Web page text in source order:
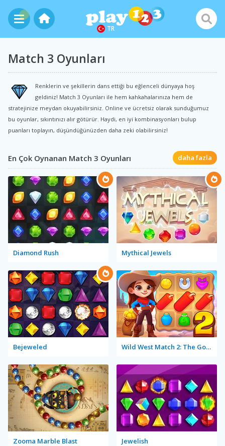
TR
Match 3 Oyunları
Renklerin ve şekillerin dans ettiği bu eğlenceli dünyaya hoş
geldiniz! Match 3 Oyunları ile hem kahkahalarınıza hem de
stratejinize meydan okuyabilirsiniz. Online ve ücretsiz olarak sunduğumuz
bu oyunlar, sıkıntınızı alır götürür. Haydi, en iyi kombinasyonları bulup
puanları toplayın, düşündüğünüzden daha zeki olabilirsiniz!
En Çok Oynanan Match 3 Oyunları daha fazla
Diamond Rush Mythical Jewels
Bejeweled Wild West Match 2: The Gold Rush
Zooma Marble Blast Jewelish